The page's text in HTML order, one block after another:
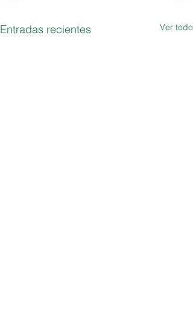
Entradas recientes Ver todo